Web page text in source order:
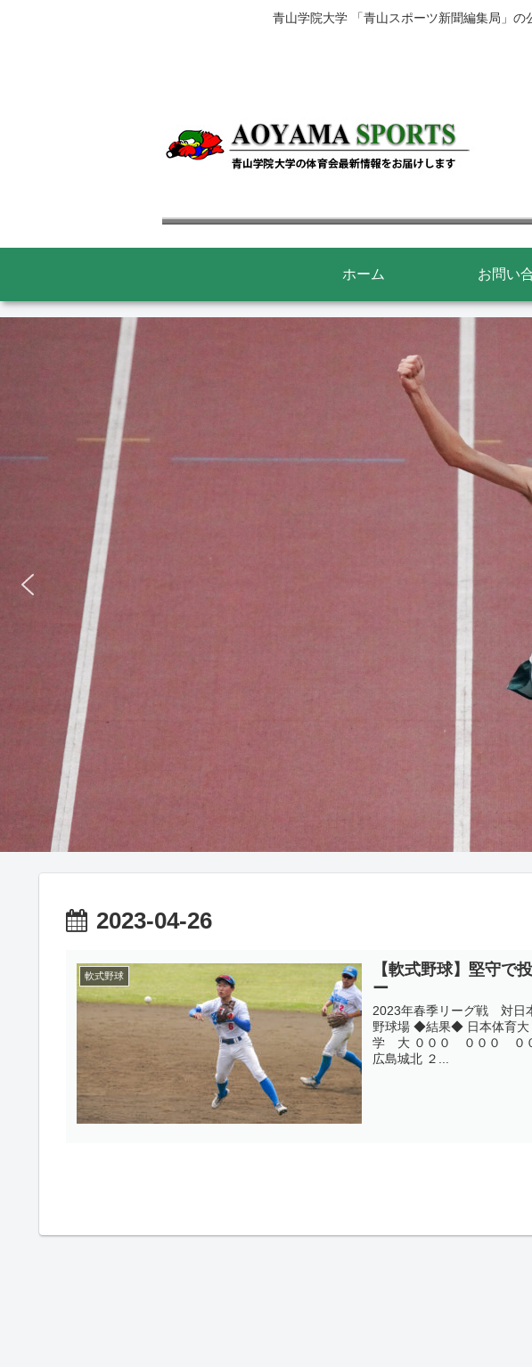
青山学院大学 「青山スポーツ新聞編集局」の
ホーム お問い
2023-04-26
軟式野球
【軟式野球】堅守で
ー
2023年春季リーグ戦 対
野球場 ◆結果◆ 日本体育
学 大 ０００ ０００ ０
広島城北 ２...